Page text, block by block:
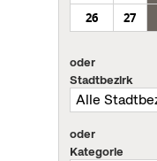
26
27
oder
Stadtbezirk
oder
Kategorie